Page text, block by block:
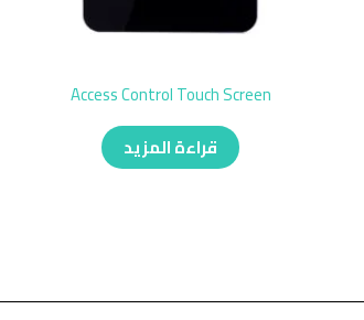
Access Control Touch Screen
قراءة المزيد